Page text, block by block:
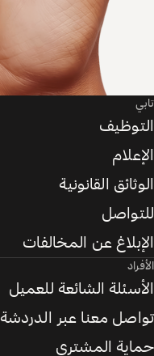
تابي
التوظيف
الإعلام
الوثائق القانونية
للتواصل
الإبلاغ عن المخالفات
الأفراد
الأسئلة الشائعة للعميل
تواصل معنا عبر الدردشة
حماية المشتري